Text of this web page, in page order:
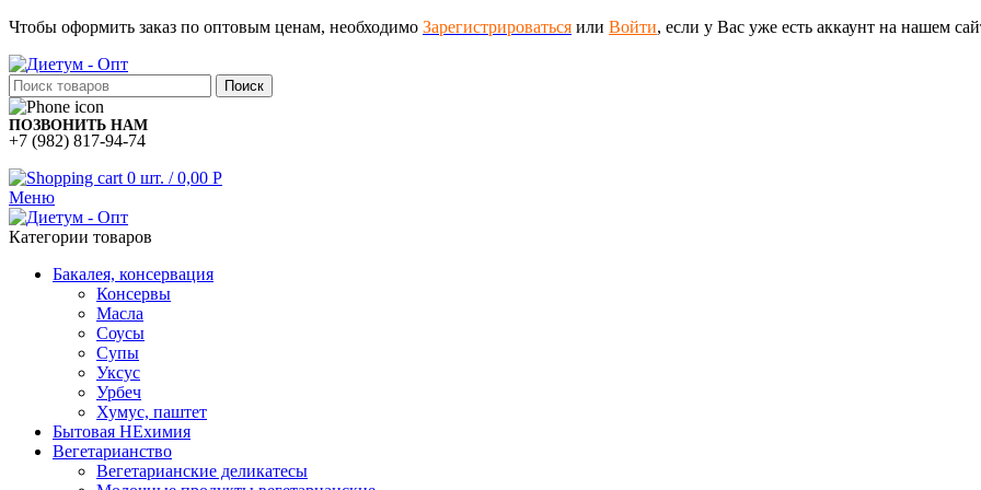
Чтобы оформить заказ по оптовым ценам, необходимо Зарегистрироваться или Войти, если у Вас уже есть аккаунт на нашем
Поиск
ПОЗВОНИТЬ НАМ
+7 (982) 817-94-74
0 шт. / 0,00 Р
Меню
Категории товаров
Бакалея, консервация
Консервы
Масла
Соусы
Супы
Уксус
Урбеч
Хумус, паштет
Бытовая НЕхимия
Вегетарианство
Вегетарианские деликатесы